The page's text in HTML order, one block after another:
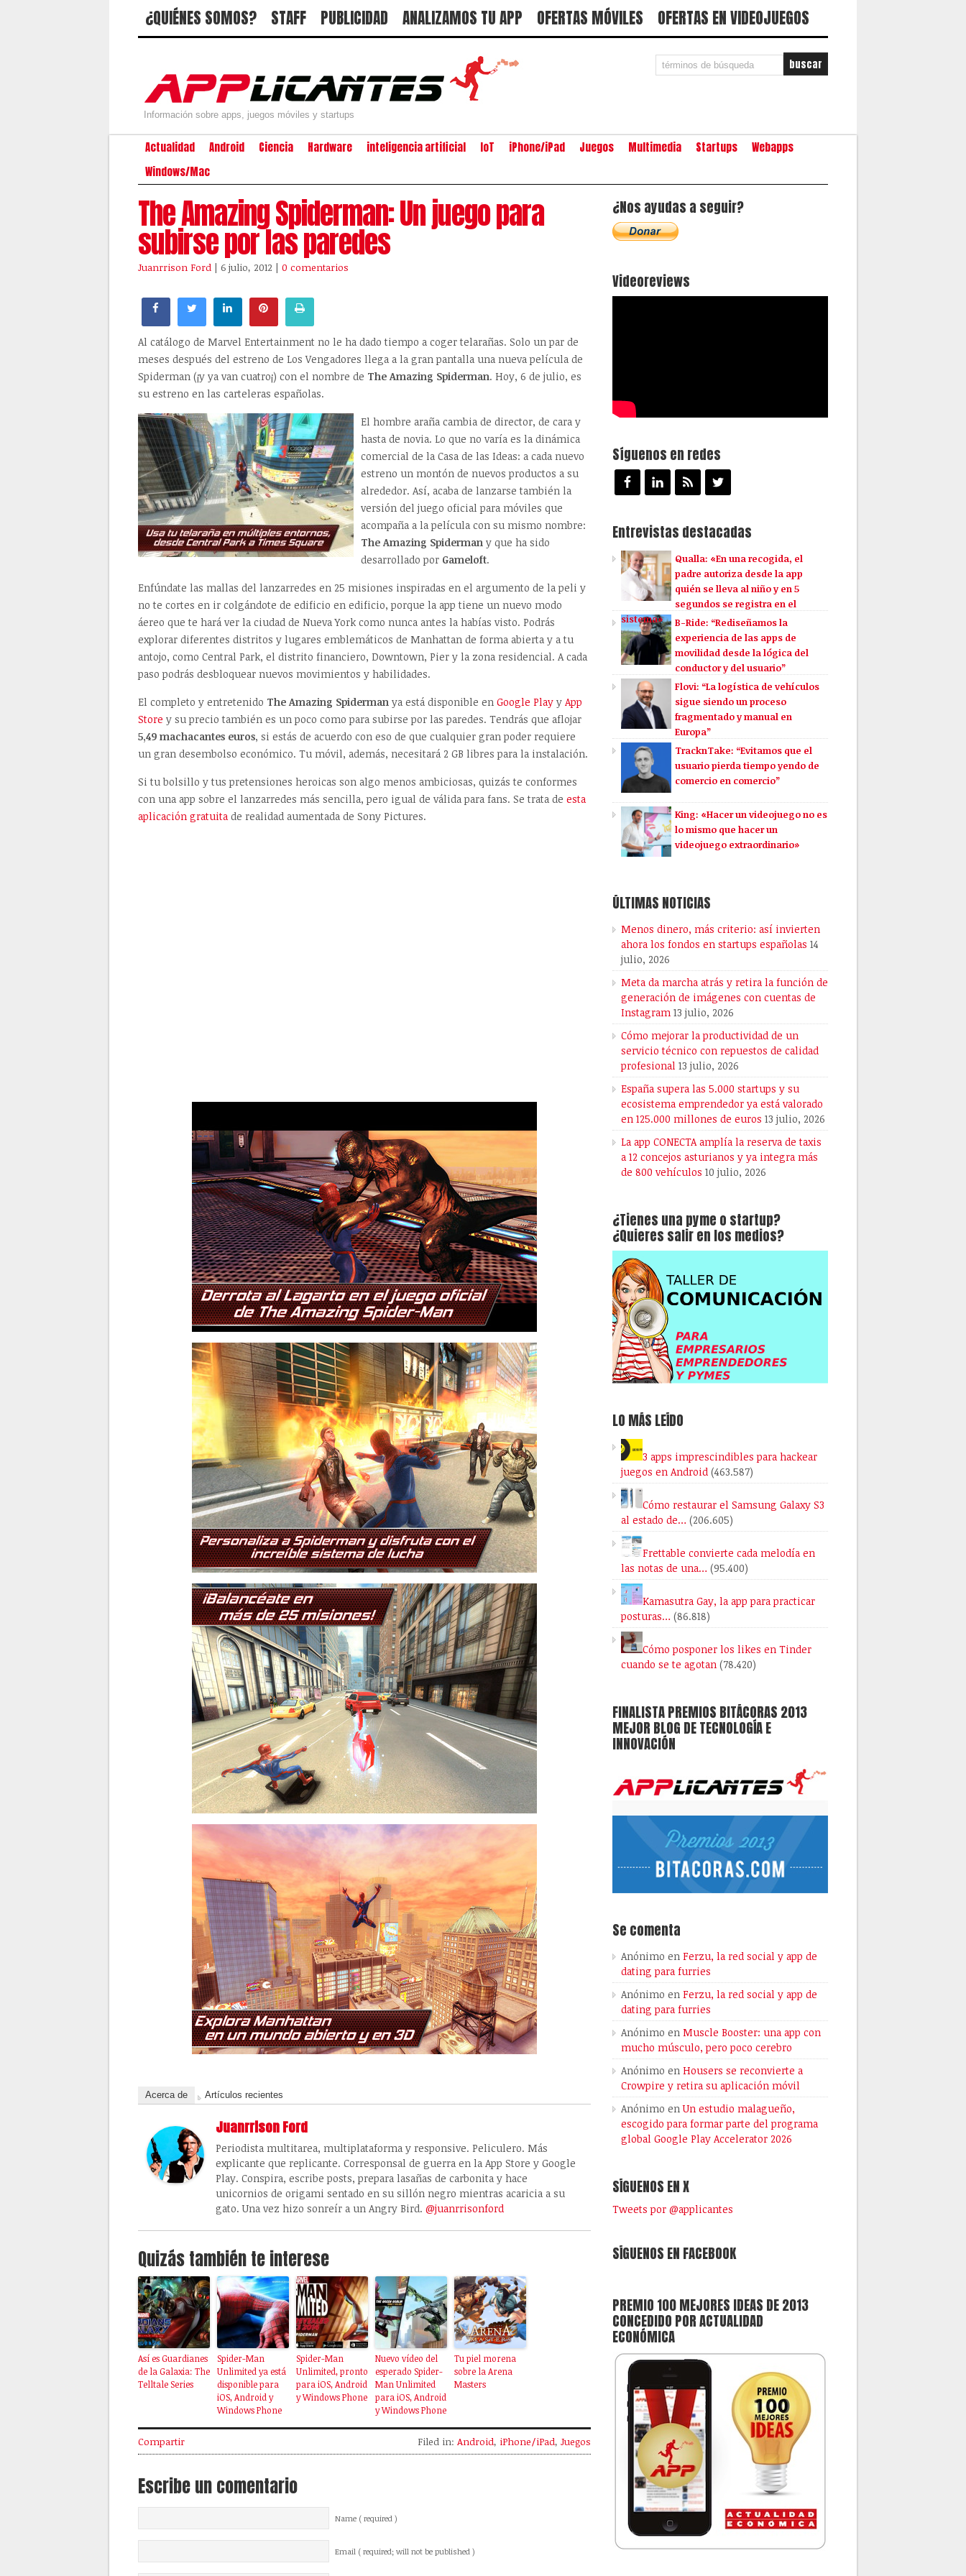
¿QUIÉNES SOMOS? STAFF PUBLICIDAD ANALIZAMOS TU APP OFERTAS MÓVILES OFERTAS EN VIDEOJUEGOS
Información sobre apps, juegos móviles y startups
Actualidad Android Ciencia Hardware inteligencia artificial IoT iPhone/iPad Juegos Multimedia Startups
Webapps
Windows/Mac
The Amazing Spiderman: Un juego para
subirse por las paredes
Juanrrison Ford | 6 julio, 2012 | 0 comentarios
Al catálogo de Marvel Entertainment no le ha dado tiempo a coger telarañas. Solo un par de
meses después del estreno de Los Vengadores llega a la gran pantalla una nueva película de
Spiderman (¡y ya van cuatro¡) con el nombre de The Amazing Spiderman. Hoy, 6 de julio, es
su estreno en las carteleras españolas.
El hombre araña cambia de director, de cara y
hasta de novia. Lo que no varía es la dinámica
comercial de la Casa de las Ideas: a cada nuevo
estreno un montón de nuevos productos a su
alrededor. Así, acaba de lanzarse también la
versión del juego oficial para móviles que
acompaña a la película con su mismo nombre:
The Amazing Spiderman y que ha sido
desarrollado por Gameloft.
Enfúndate las mallas del lanzarredes en 25 misiones inspiradas en el argumento de la peli y
no te cortes en ir colgándote de edificio en edificio, porque la app tiene un nuevo modo
áereo que te hará ver la ciudad de Nueva York como nunca antes la habías visto. Podrás
explorar diferentes distritos y lugares emblemáticos de Manhattan de forma abierta y a tu
antojo, como Central Park, el distrito financiero, Downtown, Pier y la zona residencial. A cada
paso podrás desbloquear nuevos movimientos y habilidades.
El completo y entretenido The Amazing Spiderman ya está disponible en Google Play y App
Store y su precio también es un poco como para subirse por las paredes. Tendrás que aflojar
5,49 machacantes euros, si estás de acuerdo con eso de que cualquier gran poder requiere
un gran desembolso económico. Tu móvil, además, necesitará 2 GB libres para la instalación.
Si tu bolsillo y tus pretensiones heroicas son algo menos ambiciosas, quizás te conformes
con una app sobre el lanzarredes más sencilla, pero igual de válida para fans. Se trata de esta
aplicación gratuitade realidad aumentada de Sony Pictures.
Acerca de Artículos recientes
Juanrrison Ford
Periodista multitarea, multiplataforma y responsive. Peliculero. Más
explicante que replicante. Corresponsal de guerra en la App Store y Google
Play. Conspira, escribe posts, prepara lasañas de carbonita y hace
unicornios de origami sentado en su sillón negro mientras acaricia a su
gato. Una vez hizo sonreír a un Angry Bird. @juanrrisonford
Quizás también te interese
Así es Guardianes
de la Galaxia: The
Telltale Series
Spider-Man
Unlimited ya está
disponible para
iOS, Android y
Windows Phone
Spider-Man
Unlimited, pronto
para iOS, Android
y Windows Phone
Nuevo vídeo del
esperado Spider-
Man Unlimited
para iOS, Android
y Windows Phone
Tu piel morena
sobre la Arena
Masters
Compartir Filed in: Android, iPhone/iPad, Juegos
Escribe un comentario
Name ( required )
Email ( required; will not be published )
¿Nos ayudas a seguir?
Videoreviews
Síguenos en redes
Entrevistas destacadas
Qualla: «En una recogida, el
padre autoriza desde la app
quién se lleva al niño y en 5
segundos se registra en el
sistema»
B-Ride: “Rediseñamos la
experiencia de las apps de
movilidad desde la lógica del
conductor y del usuario”
Flovi: “La logística de vehículos
sigue siendo un proceso
fragmentado y manual en
Europa”
TracknTake: “Evitamos que el
usuario pierda tiempo yendo de
comercio en comercio”
King: «Hacer un videojuego no es
lo mismo que hacer un
videojuego extraordinario»
ÚLTIMAS NOTICIAS
Menos dinero, más criterio: así invierten
ahora los fondos en startups españolas 14
julio, 2026
Meta da marcha atrás y retira la función de
generación de imágenes con cuentas de
Instagram 13 julio, 2026
Cómo mejorar la productividad de un
servicio técnico con repuestos de calidad
profesional 13 julio, 2026
España supera las 5.000 startups y su
ecosistema emprendedor ya está valorado
en 125.000 millones de euros 13 julio, 2026
La app CONECTA amplía la reserva de taxis
a 12 concejos asturianos y ya integra más
de 800 vehículos 10 julio, 2026
¿Tienes una pyme o startup?
¿Quieres salir en los medios?
LO MÁS LEÍDO
3 apps imprescindibles para hackear
juegos en Android (463.587)
Cómo restaurar el Samsung Galaxy S3
al estado de… (206.605)
Frettable convierte cada melodía en
las notas de una… (95.400)
Kamasutra Gay, la app para practicar
posturas… (86.818)
Cómo posponer los likes en Tinder
cuando se te agotan (78.420)
FINALISTA PREMIOS BITÁCORAS 2013
MEJOR BLOG DE TECNOLOGÍA E
INNOVACIÓN
Se comenta
Anónimo en Ferzu, la red social y app de
dating para furries
Anónimo en Ferzu, la red social y app de
dating para furries
Anónimo en Muscle Booster: una app con
mucho músculo, pero poco cerebro
Anónimo en Housers se reconvierte a
Crowpire y retira su aplicación móvil
Anónimo enUn estudio malagueño,
escogido para formar parte del programa
global Google Play Accelerator 2026
SÍGUENOS EN X
Tweets por @applicantes
SÍGUENOS EN FACEBOOK
PREMIO 100 MEJORES IDEAS DE 2013
CONCEDIDO POR ACTUALIDAD
ECONÓMICA